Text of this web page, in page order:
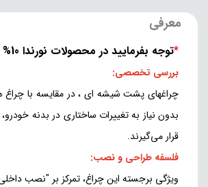
معرفی
*توجه بفرمایید در محصولات نورندا 10% ارزش افزوده به قیمت اضافه می شود
بررسی تخصصی:
چراغهای پشت شیشه ای ، در مقایسه با
بدون نیاز به تغییرات ساختاری در بدنه
قرار می‌گیرند.
فلسفه طراحی و نصب:
ویژگی برجسته این چراغ، تمرکز بر "نصب